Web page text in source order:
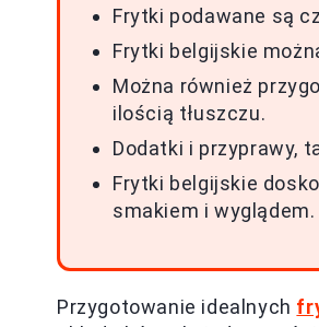
Frytki podawane są
Frytki belgijskie
Można również
ilością tłuszczu.
Dodatki i przyprawy,
Frytki belgijskie
smakiem i wyglądem.
Przygotowanie idealnych